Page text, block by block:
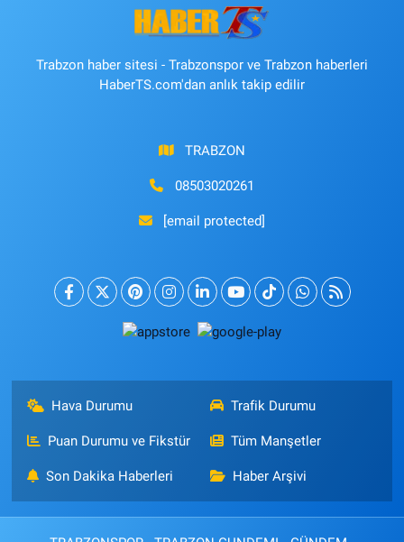
Trabzon haber sitesi - Trabzonspor ve Trabzon haberleri
HaberTS.com'dan anlık takip edilir
TRABZON
08503020261
[email protected]
Hava Durumu Trafik Durumu
Puan Durumu ve Fikstür Tüm Manşetler
Son Dakika Haberleri Haber Arşivi